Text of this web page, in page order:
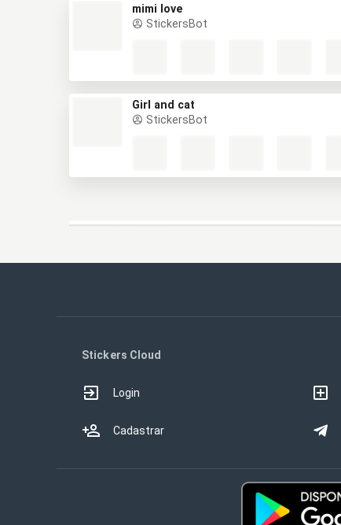
mimi love
StickersBot
Girl and cat
StickersBot
Stickers Cloud
Login
Cadastrar